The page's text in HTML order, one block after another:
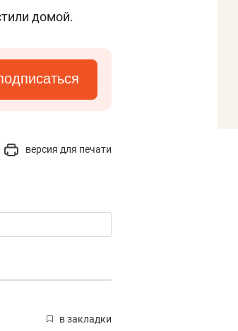
домой.
версия для печати
в закладки
Опыт выживания в дикой
природе, работа